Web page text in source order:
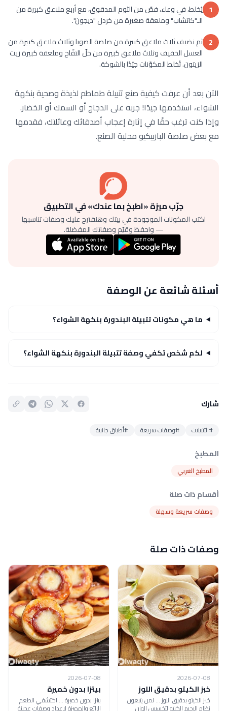
1 يُخلط، في وعاء، فصّ من الثوم المدقوق، مع أربع ملاعق كبيرة من
الـ"كاتشاب" وملعقة صغيرة من خردل "ديجون".
2 ثم نضيف ثلاث ملاعق كبيرة من صلصة الصويا وثلاث ملاعق كبيرة من
العسل الخفيف وثلاث ملاعق كبيرة من خلّ التفّاح وملعقة كبيرة زيت
الزيتون. تُخلط المكوّنات جيّدًا بالشوكة.
الآن بعد أن عرفت كيفية صنع تتبيلة طماطم لذيذة وصحية بنكهة
الشواء، استخدمها جيدًا! جربه على الدجاج أو السمك أو الخضار.
وإذا كنت ترغب حقًا في إثارة إعجاب أصدقائك وعائلتك، فقدمها
مع بعض صلصة الباربيكيو محلية الصنع.
جرّب ميزة «اطبخ بما عندك» في التطبيق
اكتب المكونات الموجودة في بيتك وهنقترح عليك وصفات تناسبها
— واحفظ وقيّم وصفاتك المفضلة.
أسئلة شائعة عن الوصفة
ما هي مكونات تتبيلة البندورة بنكهة الشواء؟
لكم شخص تكفي وصفة تتبيلة البندورة بنكهة الشواء؟
شارك
#التتبيلات #وصفات سريعة #أطباق جانبية
المطبخ
المطبخ الغربي
أقسام ذات صلة
وصفات سريعة وسهلة
وصفات ذات صلة
2026-07-08
خبز الكيتو بدقيق اللوز
خبز الكيتو بدقيق اللوز ... لمن يتبعون
نظام الرجيم الكيتو لتخسيس الوزن
2026-07-08
بيتزا بدون خميرة
بيتزا بدون خميرة ... اكتشفي الطعم
الرائع والمميزة لإعداد وصفات عجينة